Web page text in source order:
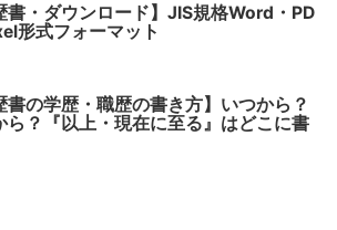
書・ダウンロード】JIS規格Word・PD
形式フォーマット
書の学歴・職歴の書き方】いつから？
ら？『以上・現在に至る』はどこに書